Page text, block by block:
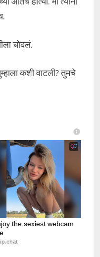
चोदलं.
कशी वाटली? तुमचे
the sexiest webcam